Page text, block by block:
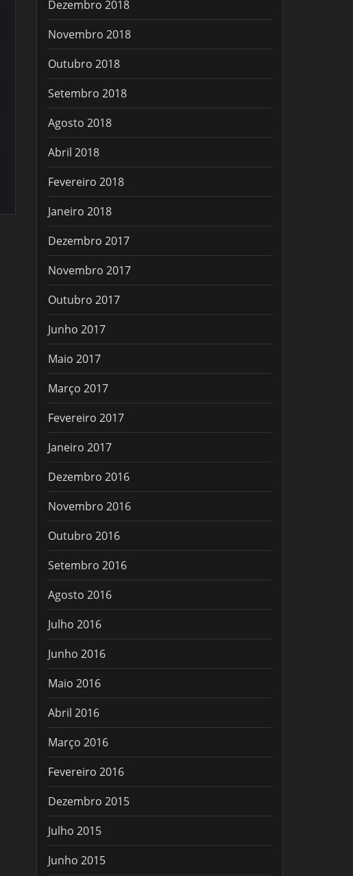
Dezembro 2018
Novembro 2018
Outubro 2018
Setembro 2018
Agosto 2018
Abril 2018
Fevereiro 2018
Janeiro 2018
Dezembro 2017
Novembro 2017
Outubro 2017
Junho 2017
Maio 2017
Março 2017
Fevereiro 2017
Janeiro 2017
Dezembro 2016
Novembro 2016
Outubro 2016
Setembro 2016
Agosto 2016
Julho 2016
Junho 2016
Maio 2016
Abril 2016
Março 2016
Fevereiro 2016
Dezembro 2015
Julho 2015
Junho 2015